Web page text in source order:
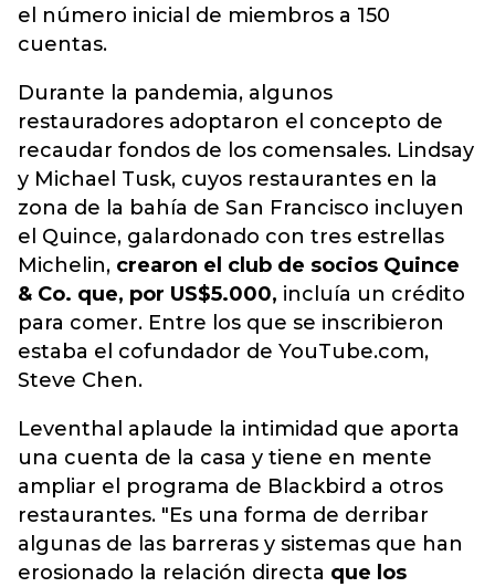
el número inicial de miembros a 150
cuentas.
Durante la pandemia, algunos
restauradores adoptaron el concepto de
recaudar fondos de los comensales. Lindsay
y Michael Tusk, cuyos restaurantes en la
zona de la bahía de San Francisco incluyen
el Quince, galardonado con tres estrellas
Michelin, crearon el club de socios Quince
& Co. que, por US$5.000, incluía un crédito
para comer. Entre los que se inscribieron
estaba el cofundador de YouTube.com,
Steve Chen.
Leventhal aplaude la intimidad que aporta
una cuenta de la casa y tiene en mente
ampliar el programa de Blackbird a otros
restaurantes. "Es una forma de derribar
algunas de las barreras y sistemas que han
erosionado la relación directa que los